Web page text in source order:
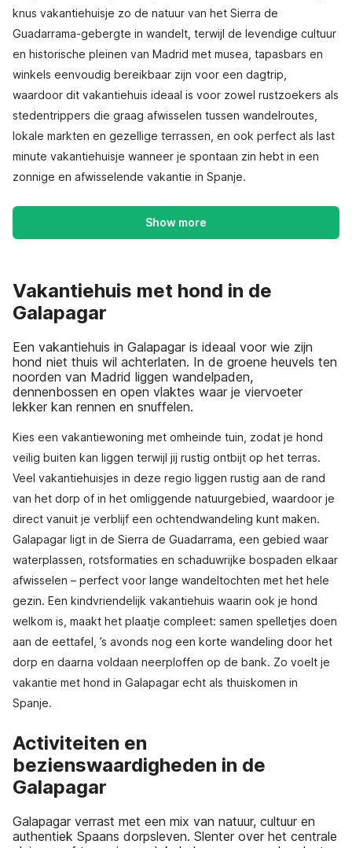
knus vakantiehuisje zo de natuur van het Sierra de
Guadarrama-gebergte in wandelt, terwijl de levendige cultuur
en historische pleinen van Madrid met musea, tapasbars en
winkels eenvoudig bereikbaar zijn voor een dagtrip,
waardoor dit vakantiehuis ideaal is voor zowel rustzoekers als
stedentrippers die graag afwisselen tussen wandelroutes,
lokale markten en gezellige terrassen, en ook perfect als last
minute vakantiehuisje wanneer je spontaan zin hebt in een
zonnige en afwisselende vakantie in Spanje.
Show more
Vakantiehuis met hond in de
Galapagar
Een vakantiehuis in Galapagar is ideaal voor wie zijn
hond niet thuis wil achterlaten. In de groene heuvels ten
noorden van Madrid liggen wandelpaden,
dennenbossen en open vlaktes waar je viervoeter
lekker kan rennen en snuffelen.
Kies een vakantiewoning met omheinde tuin, zodat je hond
veilig buiten kan liggen terwijl jij rustig ontbijt op het terras.
Veel vakantiehuisjes in deze regio liggen rustig aan de rand
van het dorp of in het omliggende natuurgebied, waardoor je
direct vanuit je verblijf een ochtendwandeling kunt maken.
Galapagar ligt in de Sierra de Guadarrama, een gebied waar
waterplassen, rotsformaties en schaduwrijke bospaden elkaar
afwisselen – perfect voor lange wandeltochten met het hele
gezin. Een kindvriendelijk vakantiehuis waarin ook je hond
welkom is, maakt het plaatje compleet: samen spelletjes doen
aan de eettafel, ’s avonds nog een korte wandeling door het
dorp en daarna voldaan neerploffen op de bank. Zo voelt je
vakantie met hond in Galapagar echt als thuiskomen in
Spanje.
Activiteiten en
bezienswaardigheden in de
Galapagar
Galapagar verrast met een mix van natuur, cultuur en
authentiek Spaans dorpsleven. Slenter over het centrale